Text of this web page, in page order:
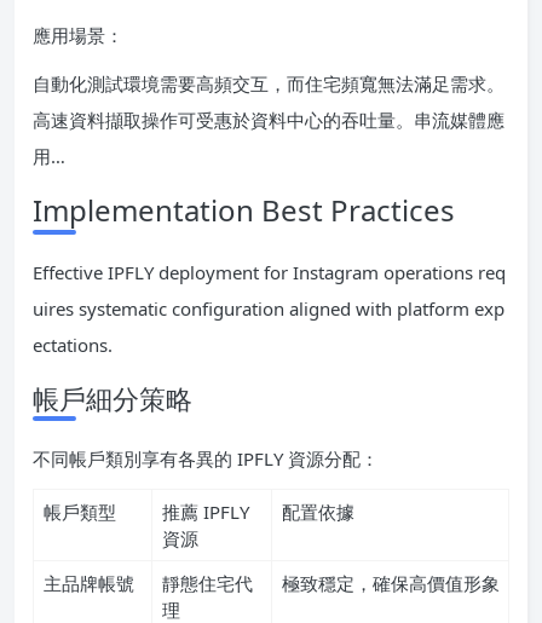
應用場景：
自動化測試環境需要高頻交互，而住宅頻寬無法滿足需求。
高速資料擷取操作可受惠於資料中心的吞吐量。串流媒體應
用…
Implementation Best Practices
Effective IPFLY deployment for Instagram operations req
uires systematic configuration aligned with platform exp
ectations.
帳戶細分策略
不同帳戶類別享有各異的 IPFLY 資源分配：
帳戶類型
推薦 IPFLY
資源
配置依據
主品牌帳號
靜態住宅代
理
極致穩定，確保高價值形象